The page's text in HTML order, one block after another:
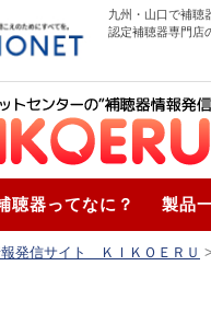
九州・山口で補聴
認定補聴器専門店
聴器ってなに？ 製品
発信サイト ＫＩＫＯＥＲＵ >